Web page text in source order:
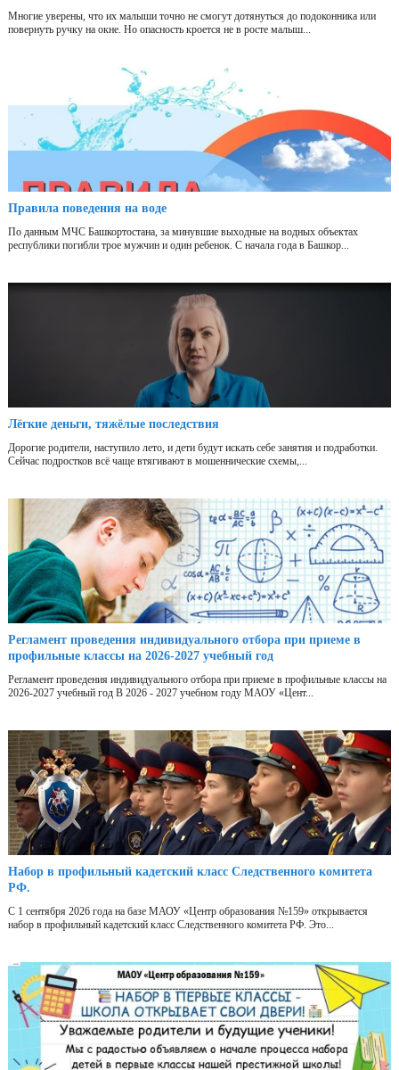
Многие уверены, что их малыши точно не смогут дотянуться до подоконника или
повернуть ручку на окне. Но опасность кроется не в росте малыш...
Правила поведения на воде
По данным МЧС Башкортостана, за минувшие выходные на водных объектах
республики погибли трое мужчин и один ребенок. С начала года в Башкор...
Лёгкие деньги, тяжёлые последствия
Дорогие родители, наступило лето, и дети будут искать себе занятия и подработки.
Сейчас подростков всё чаще втягивают в мошеннические схемы,...
Регламент проведения индивидуального отбора при приеме в
профильные классы на 2026-2027 учебный год
Регламент проведения индивидуального отбора при приеме в профильные классы на
2026-2027 учебный год В 2026 - 2027 учебном году МАОУ «Цент...
Набор в профильный кадетский класс Следственного комитета
РФ.
С 1 сентября 2026 года на базе МАОУ «Центр образования №159» открывается
набор в профильный кадетский класс Следственного комитета РФ. Это...